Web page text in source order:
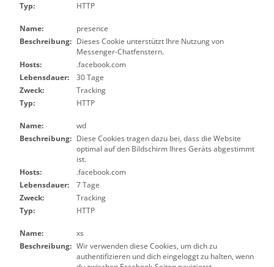
Typ:
HTTP
Name:
presence
Beschreibung: Dieses Cookie unterstützt Ihre Nutzung von
Messenger-Chatfenstern.
Hosts:
.facebook.com
Lebensdauer:
30 Tage
Zweck:
Tracking
Typ:
HTTP
Name:
wd
Beschreibung: Diese Cookies tragen dazu bei, dass die Website
optimal auf den Bildschirm Ihres Geräts abgestimmt
ist.
Hosts:
.facebook.com
Lebensdauer:
7 Tage
Zweck:
Tracking
Typ:
HTTP
Name:
xs
Beschreibung: Wir verwenden diese Cookies, um dich zu
authentifizieren und dich eingeloggt zu halten, wenn